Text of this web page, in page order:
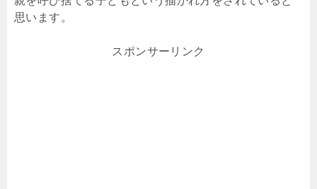
思います。
スポンサーリンク